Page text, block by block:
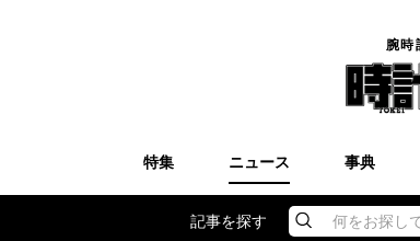
腕時
特集 ニュース 事典
記事を探す 何をお探し